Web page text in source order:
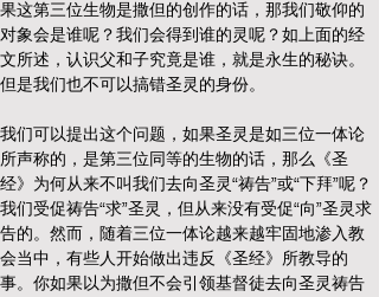
果这第三位生物是撒但的创作的话，那我们敬仰的
对象会是谁呢？我们会得到谁的灵呢？如上面的经
文所述，认识父和子究竟是谁，就是永生的秘诀。
但是我们也不可以搞错圣灵的身份。
我们可以提出这个问题，如果圣灵是如三位一体论
所声称的，是第三位同等的生物的话，那么《圣
经》为何从来不叫我们去向圣灵“祷告”或“下拜”呢？
我们受促祷告“求”圣灵，但从来没有受促“向”圣灵求
告的。然而，随着三位一体论越来越牢固地渗入教
会当中，有些人开始做出违反《圣经》所教导的
事。你如果以为撒但不会引领基督徒去向圣灵祷告